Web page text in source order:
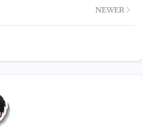
NEWER